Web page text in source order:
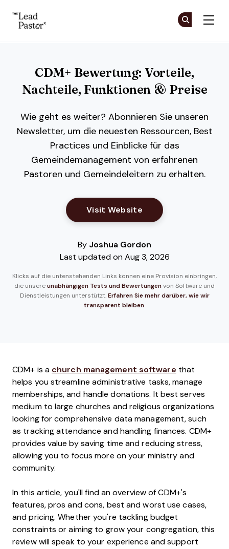
CDM+ Bewertung: Vorteile,
Nachteile, Funktionen & Preise
Wie geht es weiter? Abonnieren Sie unseren
Newsletter, um die neuesten Ressourcen, Best
Practices und Einblicke für das
Gemeindemanagement von erfahrenen
Pastoren und Gemeindeleitern zu erhalten.
Visit Website Opens New Window
By Joshua Gordon
Last updated on Aug 3, 2026
Klicks auf die untenstehenden Links können eine Provision einbringen,
die unsere unabhängigen Tests und Bewertungen von Software und
Dienstleistungen unterstützt. Erfahren Sie mehr darüber, wie wir
transparent bleiben.
CDM+ is a church management software that
helps you streamline administrative tasks, manage
memberships, and handle donations. It best serves
medium to large churches and religious organizations
looking for comprehensive data management, such
as tracking attendance and handling finances. CDM+
provides value by saving time and reducing stress,
allowing you to focus more on your ministry and
community.
In this article, you'll find an overview of CDM+'s
features, pros and cons, best and worst use cases,
and pricing. Whether you're tackling budget
constraints or aiming to grow your congregation, this
review will speak to your experience and support